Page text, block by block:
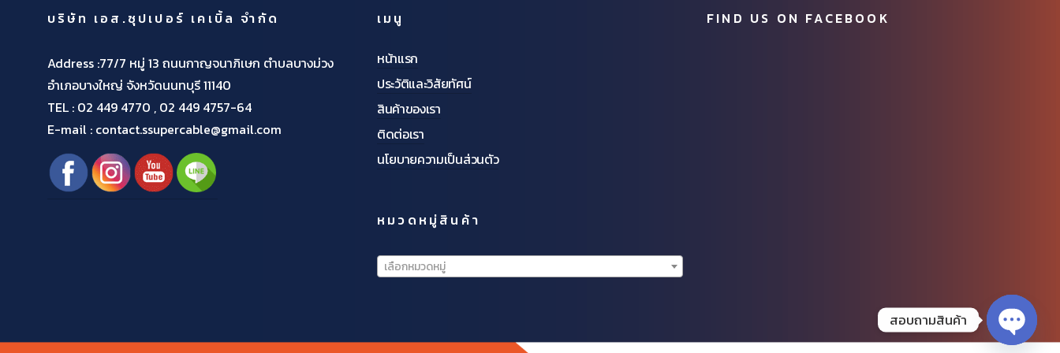
บริษัท เอส.ซุปเปอร์ เคเบิ้ล จำกัด
Address :77/7 หมู่ 13 ถนนกาญจนาภิเษก ตำบลบางม่วง
อำเภอบางใหญ่ จังหวัดนนทบุรี 11140
TEL : 02 449 4770 , 02 449 4757-64
E-mail : contact.ssupercable@gmail.com
เมนู
หน้าแรก
ประวัติและวิสัยทัศน์
สินค้าของเรา
ติดต่อเรา
นโยบายความเป็นส่วนตัว
หมวดหมู่สินค้า
เลือกหมวดหมู่
FIND US ON FACEBOOK
สอบถามสินค้า
OPEN